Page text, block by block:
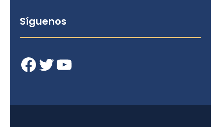
Síguenos
Facebook Twitter YouTube